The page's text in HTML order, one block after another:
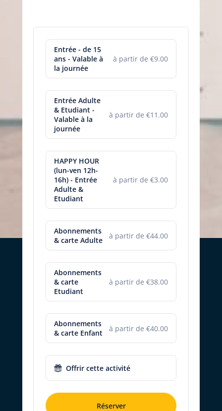
Entrée - de 15
ans - Valable à
la journée
à partir de €9.00
Entrée Adulte
& Etudiant -
Valable à la
journée
à partir de €11.00
HAPPY HOUR
(lun-ven 12h-
16h) - Entrée
Adulte &
Etudiant
à partir de €3.00
Abonnements
& carte Adulte
à partir de €44.00
Abonnements
& carte
Etudiant
à partir de €38.00
Abonnements
& carte Enfant
à partir de €40.00
Offrir cette activité
Réserver